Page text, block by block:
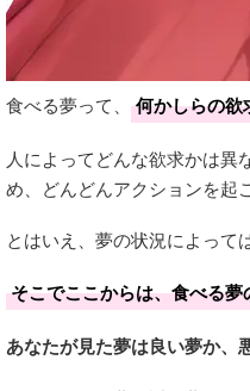
食べる夢って、 何かしらの欲
人によってどんな欲求かは異
め、どんどんアクションを起
とはいえ、夢の状況によって
そこでここからは、食べる
あなたが見た夢は良い夢か、